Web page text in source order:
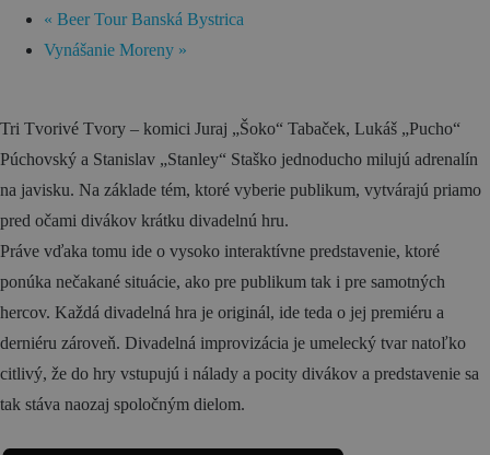
Zážitky
História a kultúra
Šport a aktívny oddych
Gastronómia
Ubytovanie
TOP zážitky
Zážitky na Strednom Slovensku
3 veci, ktoré ste o Kremnici pravdepodobne
nevedeli (a ako ju zažiť úplne inak!)
« Beer Tour Banská Bystrica
Vynášanie Moreny »
Tri Tvorivé Tvory – komici Juraj „Šoko“ Tabaček, Lukáš „Pucho“
Púchovský a Stanislav „Stanley“ Staško jednoducho milujú adrenalín
na javisku. Na základe tém, ktoré vyberie publikum, vytvárajú priamo
pred očami divákov krátku divadelnú hru.
Práve vďaka tomu ide o vysoko interaktívne predstavenie, ktoré
ponúka nečakané situácie, ako pre publikum tak i pre samotných
hercov. Každá divadelná hra je originál, ide teda o jej premiéru a
derniéru zároveň. Divadelná improvizácia je umelecký tvar natoľko
citlivý, že do hry vstupujú i nálady a pocity divákov a predstavenie sa
tak stáva naozaj spoločným dielom.